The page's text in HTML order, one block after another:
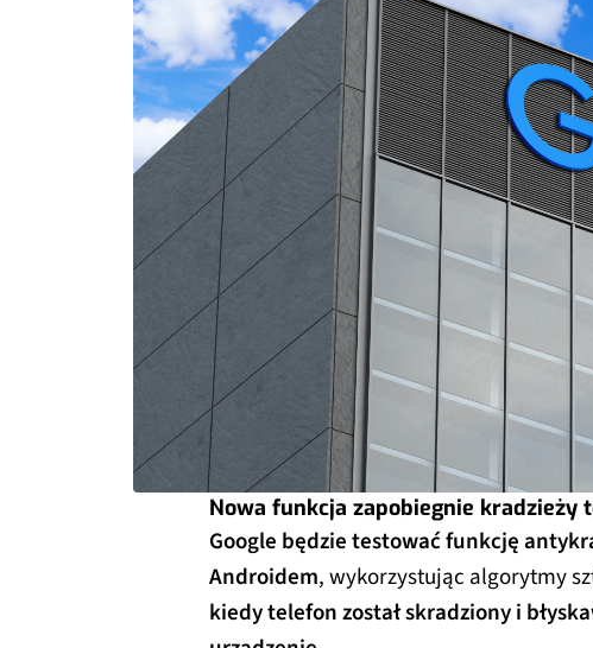
Nowa funkcja zapobiegnie kradzieży
Google będzie testować funkcję
Androidem, wykorzystując algorytmy
kiedy telefon został skradziony i